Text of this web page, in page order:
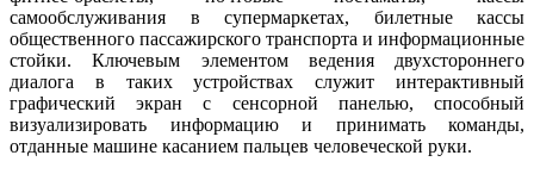
самообслуживания в супермаркетах, билетные кассы
общественного пассажирского транспорта и информационные
стойки. Ключевым элементом ведения двухстороннего
диалога в таких устройствах служит интерактивный
графический экран с сенсорной панелью, способный
визуализировать информацию и принимать команды,
отданные машине касанием пальцев человеческой руки.